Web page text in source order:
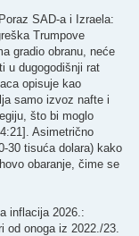
SAD-a i Izraela:
Trumpove
gradio obranu, neće
u dugogodišnji rat
opisuje kao
samo izvoz nafte i
što bi moglo
​Asimetrično
30 tisuća dolara) kako
obaranje, čime se
inflacija 2026.:
od onoga iz 2022./23.